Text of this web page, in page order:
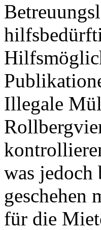
Illegale
was
geschehen
für die